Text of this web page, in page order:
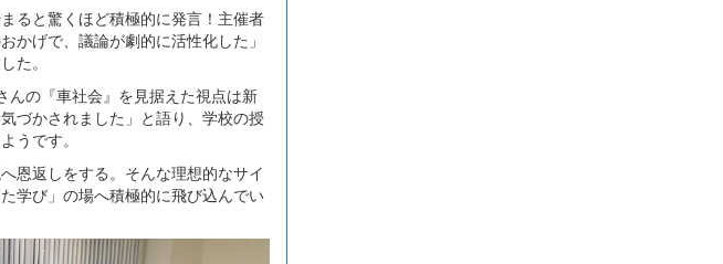
ると驚くほど積極的に発言！主催者
かげで、議論が劇的に活性化した」
た。
んの『車社会』を見据えた視点は新
づかされました」と語り、学校の授
うです。
恩返しをする。そんな理想的なサイ
学び」の場へ積極的に飛び込んでい